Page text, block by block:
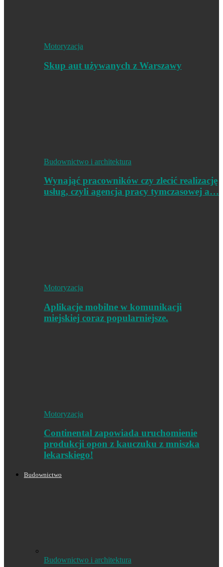
Motoryzacja
Skup aut używanych z Warszawy
Budownictwo i architektura
Wynająć pracowników czy zlecić realizację
usług, czyli agencja pracy tymczasowej a…
Motoryzacja
Aplikacje mobilne w komunikacji
miejskiej coraz popularniejsze.
Motoryzacja
Continental zapowiada uruchomienie
produkcji opon z kauczuku z mniszka
lekarskiego!
Budownictwo
Budownictwo i architektura